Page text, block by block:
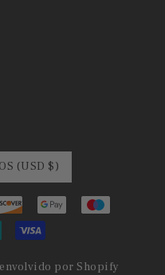
ESTADOS UNIDOS (USD $)
por Shopify